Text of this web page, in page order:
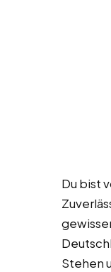
Du bist
Stehen